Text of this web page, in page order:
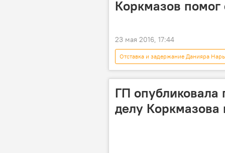
Коркмазов помог
23 мая 2016, 17:44
Отставка и задержание Данияра
Задержание депутата Хаджимурата
ГП опубликовала
делу